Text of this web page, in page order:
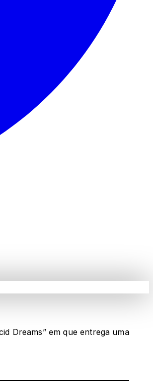
Dreams” em que entrega uma